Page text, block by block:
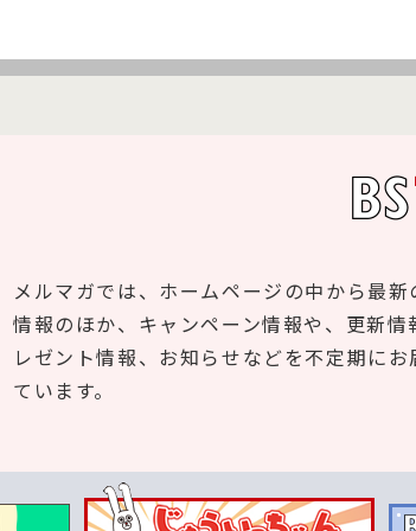
メルマガでは、ホームページの中から最新
情報のほか、キャンペーン情報や、更新情
レゼント情報、お知らせなどを不定期にお
ています。